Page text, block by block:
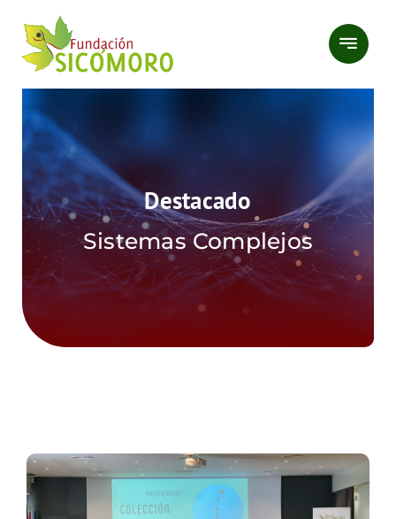
contenido
Destacado
Sistemas Complejos